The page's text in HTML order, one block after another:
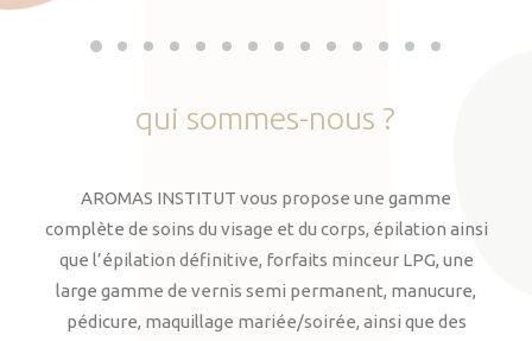
qui sommes-nous ?
AROMAS INSTITUT vous propose une gamme
complète de soins du visage et du corps, épilation ainsi
que l’épilation définitive, forfaits minceur LPG, une
large gamme de vernis semi permanent, manucure,
pédicure, maquillage mariée/soirée, ainsi que des